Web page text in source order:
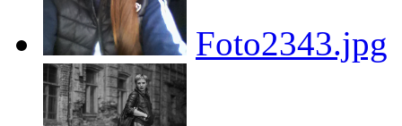
Foto2343.jpg